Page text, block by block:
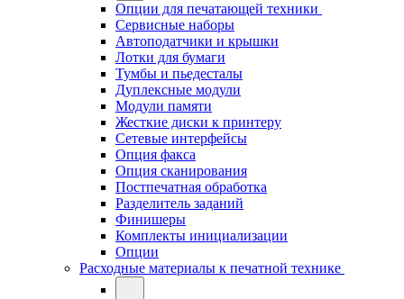
Опции для печатающей техники
Сервисные наборы
Автоподатчики и крышки
Лотки для бумаги
Тумбы и пьедесталы
Дуплексные модули
Модули памяти
Жесткие диски к принтеру
Сетевые интерфейсы
Опция факса
Опция сканирования
Постпечатная обработка
Разделитель заданий
Финишеры
Комплекты инициализации
Опции
Расходные материалы к печатной технике